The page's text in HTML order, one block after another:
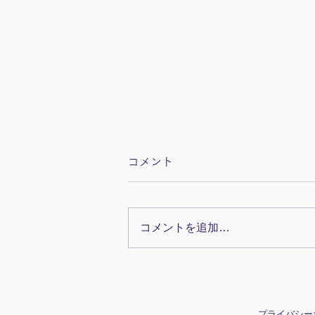
コメント
コメントを追加…